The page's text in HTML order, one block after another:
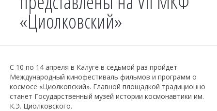
«Циолковский»
С 10 по 14 апреля в Калуге в седьмой раз пройдет
Международный кинофестиваль фильмов и программ о
космосе «Циолковский». Главной площадкой традиционно
станет Государственный музей истории космонавтики им.
К.Э. Циолковского.